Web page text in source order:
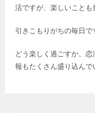
活ですが、楽しいことも
引きこもりがちの毎日で
どう楽しく過ごすか、
報もたくさん盛り込んで